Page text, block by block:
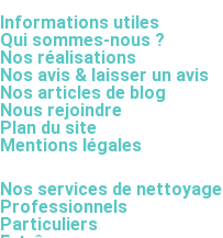
Informations utiles
Qui sommes-nous ?
Nos réalisations
Nos avis & laisser un avis
Nos articles de blog
Nous rejoindre
Plan du site
Mentions légales
Nos services de nettoyage
Professionnels
Particuliers